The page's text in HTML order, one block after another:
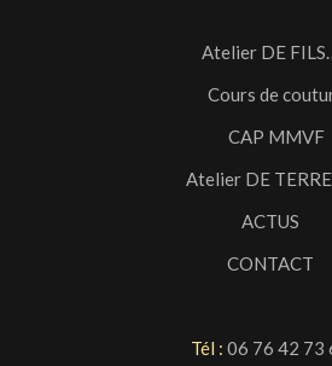
Atelier DE
Cours de
CAP MMVF
Atelier DE
ACTUS
CONTACT
Tél : 06 76 42 73